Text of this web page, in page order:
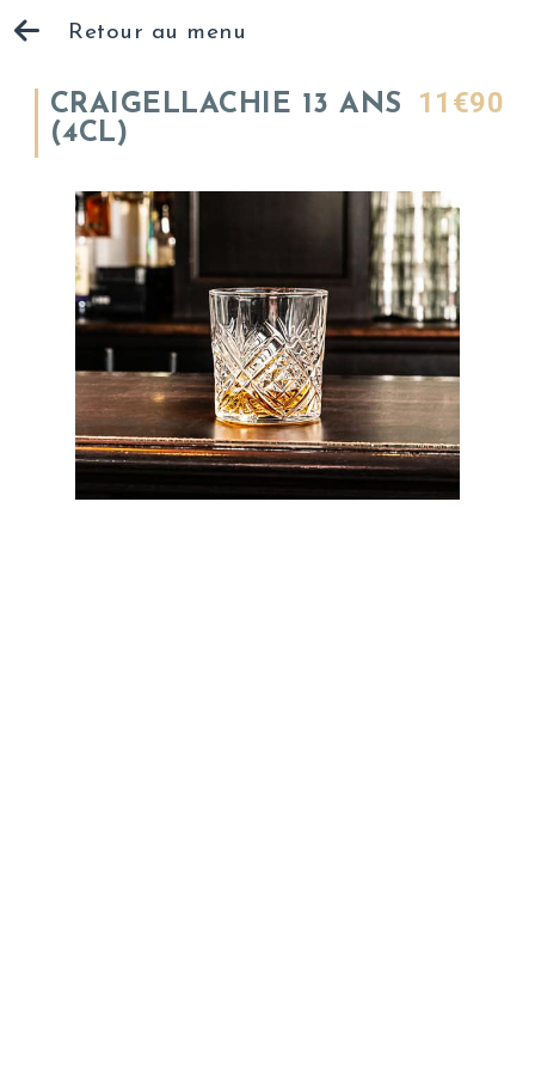
Retour au menu
CRAIGELLACHIE 13 ANS
(4CL)
11€90